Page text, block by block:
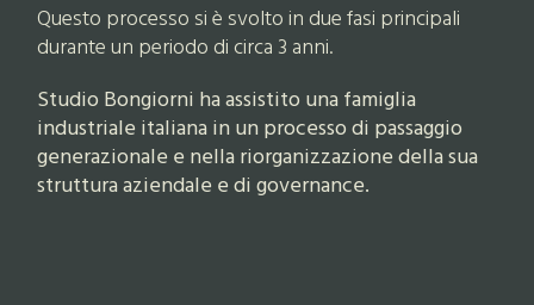
Questo processo si è svolto in due fasi principali
durante un periodo di circa 3 anni.
Studio Bongiorni ha assistito una famiglia
industriale italiana in un processo di passaggio
generazionale e nella riorganizzazione della sua
struttura aziendale e di governance.